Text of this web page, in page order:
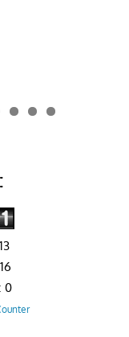
0 1 2
0